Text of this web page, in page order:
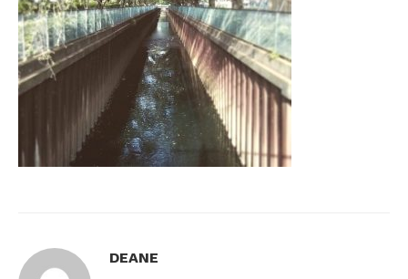
DEANE